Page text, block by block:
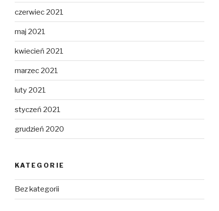
czerwiec 2021
maj 2021
kwiecień 2021
marzec 2021
luty 2021
styczeń 2021
grudzień 2020
KATEGORIE
Bez kategorii